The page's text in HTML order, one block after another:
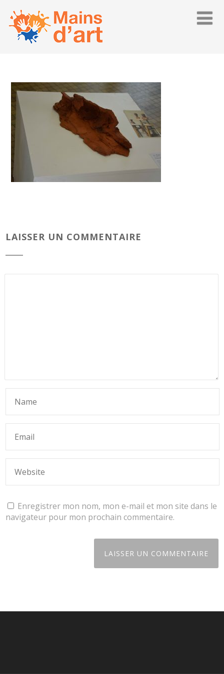
LAISSER UN COMMENTAIRE
Enregistrer mon nom, mon e-mail et mon site dans le
navigateur pour mon prochain commentaire.